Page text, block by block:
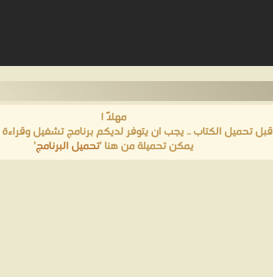
مهلاً !
قبل تحميل الكتاب .. يجب ان يتوفر لديكم برنامج تشغيل
يمكن تحميلة من هنا 'تحميل البرنامج'